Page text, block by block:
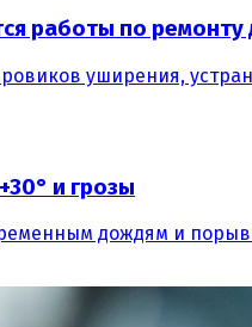
работы по ремонту
уширения,
и грозы
дождям и